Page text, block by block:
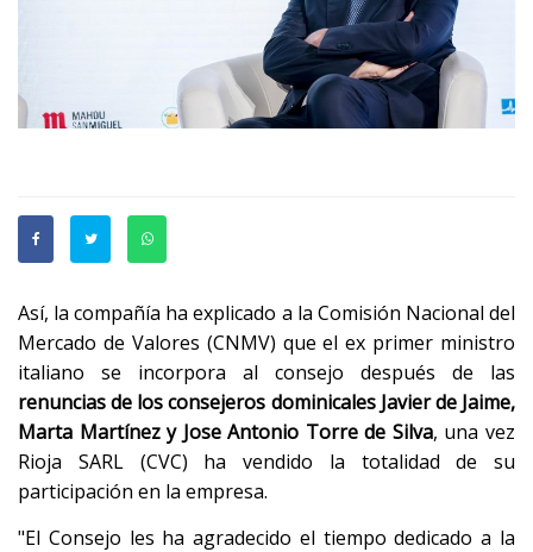
Así, la compañía ha explicado a la Comisión Nacional del
Mercado de Valores (CNMV) que el ex primer ministro
italiano se incorpora al consejo después de las
renuncias de los consejeros dominicales Javier de Jaime,
Marta Martínez y Jose Antonio Torre de Silva, una vez
Rioja SARL (CVC) ha vendido la totalidad de su
participación en la empresa.
"El Consejo les ha agradecido el tiempo dedicado a la